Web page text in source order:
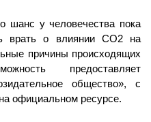
шанс у человечества пока
врать о влиянии СО2 на
причины происходящих
предоставляет
общество», с
официальном ресурсе.